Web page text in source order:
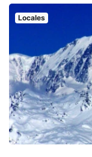
Locales